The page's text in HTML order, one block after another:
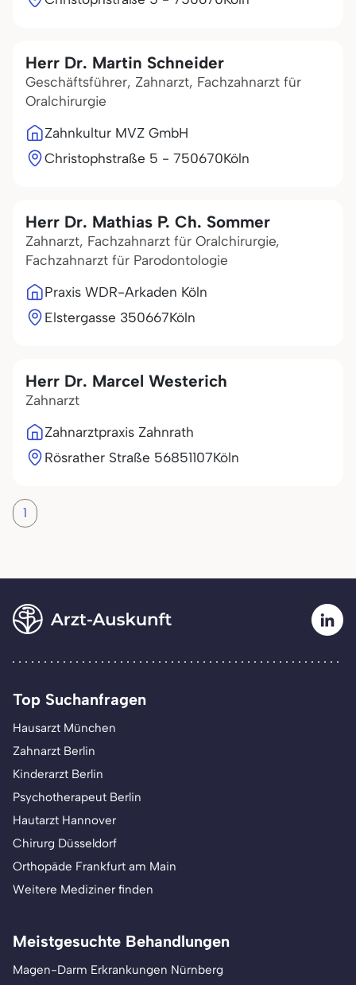
Herr Dr. Martin Schneider
Geschäftsführer, Zahnarzt, Fachzahnarzt für
Oralchirurgie
Zahnkultur MVZ GmbH
Christophstraße 5 - 750670Köln
Herr Dr. Mathias P. Ch. Sommer
Zahnarzt, Fachzahnarzt für Oralchirurgie,
Fachzahnarzt für Parodontologie
Praxis WDR-Arkaden Köln
Elstergasse 350667Köln
Herr Dr. Marcel Westerich
Zahnarzt
Zahnarztpraxis Zahnrath
Rösrather Straße 56851107Köln
1
Top Suchanfragen
Hausarzt München
Zahnarzt Berlin
Kinderarzt Berlin
Psychotherapeut Berlin
Hautarzt Hannover
Chirurg Düsseldorf
Orthopäde Frankfurt am Main
Weitere Mediziner finden
Meistgesuchte Behandlungen
Magen-Darm Erkrankungen Nürnberg